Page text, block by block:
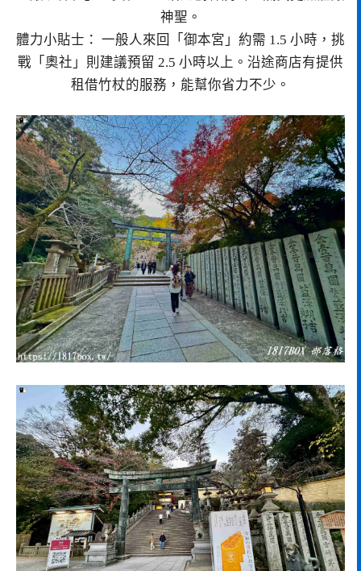
神聖。
體力小貼士： 一般人來回「御本宮」約需 1.5 小時，挑
戰「奧社」則建議預留 2.5 小時以上。沿途商店有提供
租借竹杖的服務，能幫你省力不少。